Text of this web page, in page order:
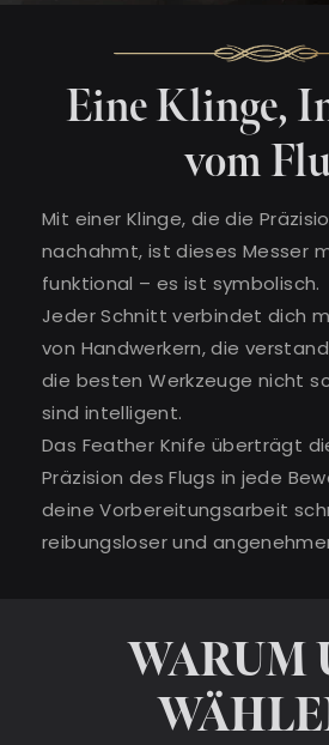
Eine Klinge,
vom
Mit einer Klinge, die die
nachahmt, ist dieses Messer
funktional – es ist symbolisch.
Jeder Schnitt verbindet dich
von Handwerkern, die
die besten Werkzeuge nicht
sind intelligent.
Das Feather Knife überträgt
Präzision des Flugs in jede
deine Vorbereitungsarbeit
reibungsloser und
WARUM